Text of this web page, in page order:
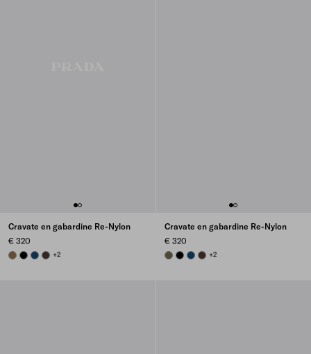
Cravate en gabardine Re-Nylon
€ 320
LODEN GREEN
BLACKBLUEEBONY
+2
Cravate en gabardine Re-Nylon
€ 320
FOREST GREEN
BLACKBLUEEBONY
+2